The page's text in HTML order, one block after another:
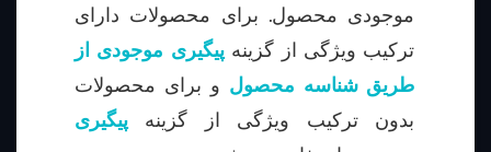
موجودی محصول. برای محصولات دارای
ترکیب ویژگی از گزینهپیگیری موجودی از
طریق شناسه محصول و برای محصولات
بدون ترکیب ویژگی از گزینه پیگیری